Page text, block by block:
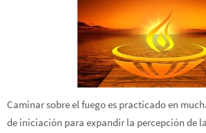
Caminar sobre el fuego es practicado en
de iniciación para expandir la percepción de